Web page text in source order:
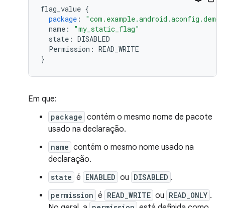
flag_value {
package :
name :
"my_static_flag"
state : DISABLED
Permission : READ_WRITE
}
Em que:
package contém o mesmo nome de pacote
usado na declaração.
name contém o mesmo nome usado na
declaração.
state é ENABLED ou DISABLED .
permission é READ_WRITE ou READ_ONLY .